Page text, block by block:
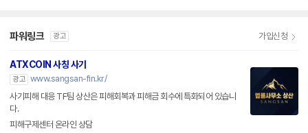
파워링크 광고 가입신청
ATXCOIN 사칭 사기
광고 www.sangsan-fin.kr/
사기피해 대응 TF팀 상산은 피해회복과 피해금 회수에 특화되어 있습니
다.
피해구제센터 온라인 상담